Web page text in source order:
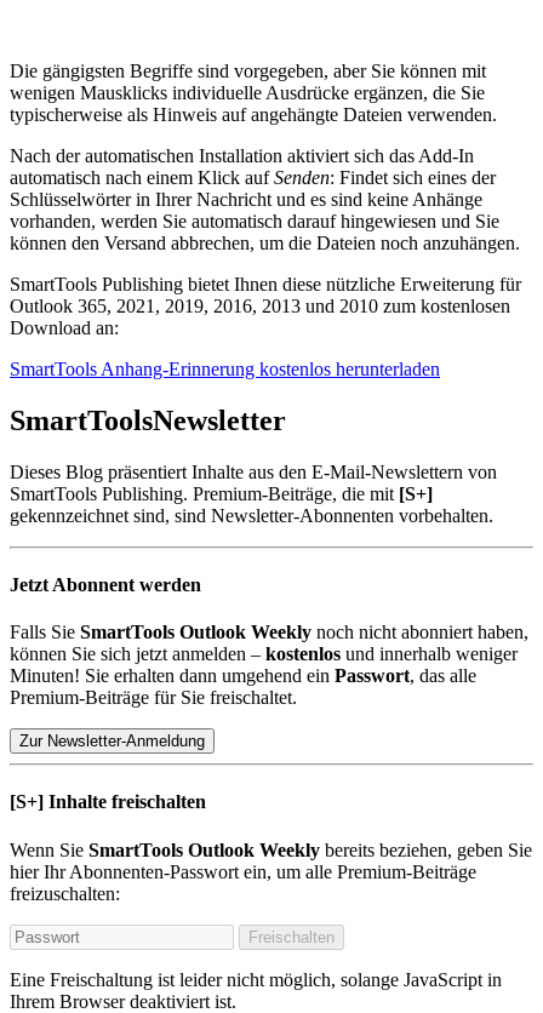
Die gängigsten Begriffe sind vorgegeben, aber Sie können mit
wenigen Mausklicks individuelle Ausdrücke ergänzen, die Sie
typischerweise als Hinweis auf angehängte Dateien verwenden.
Nach der automatischen Installation aktiviert sich das Add-In
automatisch nach einem Klick aufSenden: Findet sich eines der
Schlüsselwörter in Ihrer Nachricht und es sind keine Anhänge
vorhanden, werden Sie automatisch darauf hingewiesen und Sie
können den Versand abbrechen, um die Dateien noch anzuhängen.
SmartTools Publishing bietet Ihnen diese nützliche Erweiterung für
Outlook 365, 2021, 2019, 2016, 2013 und 2010 zum kostenlosen
Download an:
SmartTools Anhang-Erinnerung kostenlos herunterladen
SmartToolsNewsletter
Dieses Blog präsentiert Inhalte aus den E-Mail-Newslettern von
SmartTools Publishing. Premium-Beiträge, die mit [S+]
gekennzeichnet sind, sind Newsletter-Abonnenten vorbehalten.
Jetzt Abonnent werden
Falls Sie SmartTools Outlook Weekly noch nicht abonniert haben,
können Sie sich jetzt anmelden – kostenlos und innerhalb weniger
Minuten! Sie erhalten dann umgehend ein Passwort, das alle
Premium-Beiträge für Sie freischaltet.
Zur Newsletter-Anmeldung
[S+] Inhalte freischalten
Wenn Sie SmartTools Outlook Weekly bereits beziehen, geben Sie
hier Ihr Abonnenten-Passwort ein, um alle Premium-Beiträge
freizuschalten:
Freischalten
Eine Freischaltung ist leider nicht möglich, solange JavaScript in
Ihrem Browser deaktiviert ist.